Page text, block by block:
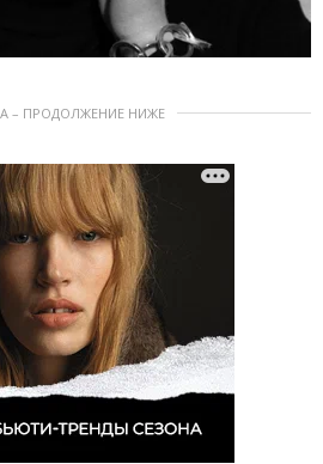
– ПРОДОЛЖЕНИЕ НИЖЕ